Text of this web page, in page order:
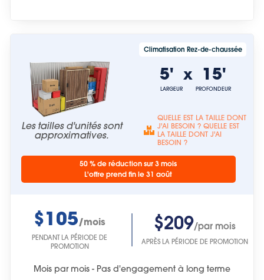
Les tailles d'unités sont
approximatives.
Climatisation Rez-de-chaussée
5'
LARGEUR
x 15'
PROFONDEUR
QUELLE EST LA TAILLE DONT
J'AI BESOIN ? QUELLE EST
LA TAILLE DONT J'AI
BESOIN ?
50 % de réduction sur 3 mois
L'offre prend fin le 31 août
$105/mois
PENDANT LA PÉRIODE DE
PROMOTION
$209/par mois
APRÈS LA PÉRIODE DE PROMOTION
Mois par mois - Pas d'engagement à long terme